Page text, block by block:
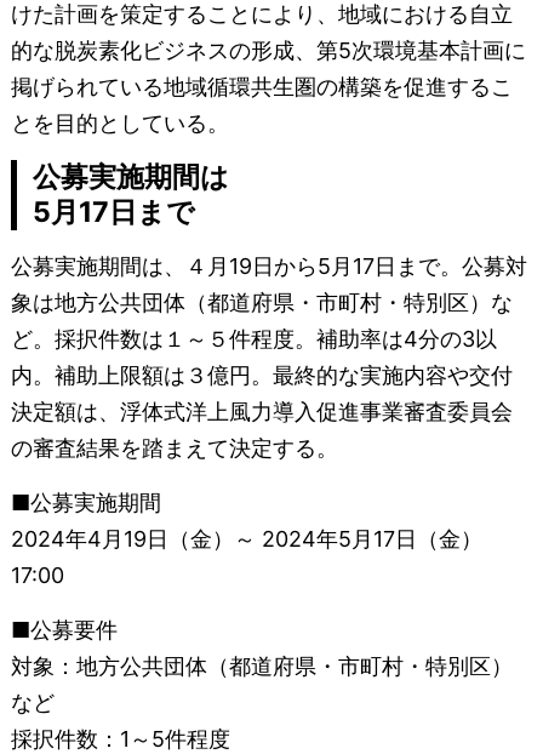
けた計画を策定することにより、地域における自立
的な脱炭素化ビジネスの形成、第5次環境基本計画に
掲げられている地域循環共生圏の構築を促進するこ
とを目的としている。
公募実施期間は
5月17日まで
公募実施期間は、４月19日から5月17日まで。公募対
象は地方公共団体（都道府県・市町村・特別区）な
ど。採択件数は１～５件程度。補助率は4分の3以
内。補助上限額は３億円。最終的な実施内容や交付
決定額は、浮体式洋上風力導入促進事業審査委員会
の審査結果を踏まえて決定する。
■公募実施期間
2024年4月19日（金）～ 2024年5月17日（金）
17:00
■公募要件
対象：地方公共団体（都道府県・市町村・特別区）
など
採択件数：1～5件程度